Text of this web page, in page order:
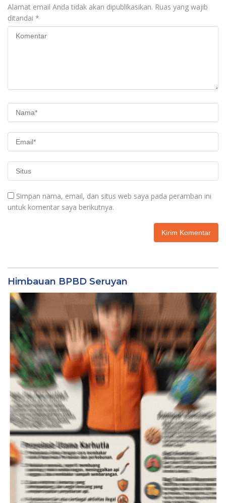
Alamat email Anda tidak akan dipublikasikan. Ruas yang wajib
ditandai *
Simpan nama, email, dan situs web saya pada peramban ini
untuk komentar saya berikutnya.
Himbauan BPBD Seruyan